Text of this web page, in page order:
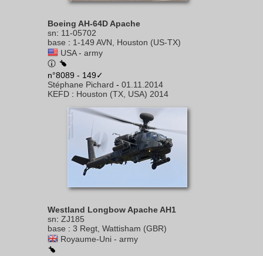
Boeing AH-64D Apache
sn: 11-05702
base : 1-149 AVN, Houston (US-TX)
USA - army
n°8089 - 149✓
Stéphane Pichard - 01.11.2014
KEFD : Houston (TX, USA) 2014
Westland Longbow Apache AH1
sn: ZJ185
base : 3 Regt, Wattisham (GBR)
Royaume-Uni - army